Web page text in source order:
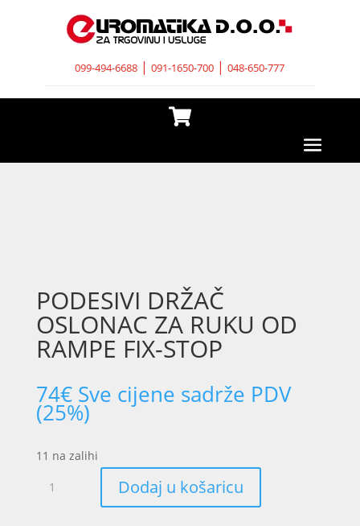
099-494-6688 |091-1650-700 |048-650-777

PODESIVI DRŽAČ
OSLONAC ZA RUKU OD
RAMPE FIX-STOP
74€ Sve cijene sadrže PDV
(25%)
11 na zalihi
DRŽAČ
Dodaj u košaricu